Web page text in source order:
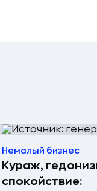
Немалый бизнес
Кураж,
спокойствие: